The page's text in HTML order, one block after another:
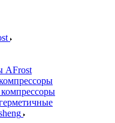
AFrost